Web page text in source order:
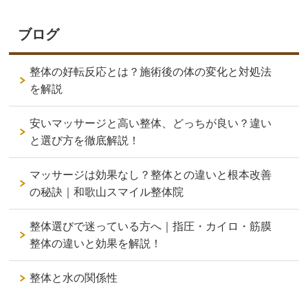
ブログ
整体の好転反応とは？施術後の体の変化と対処法
を解説
安いマッサージと高い整体、どっちが良い？違い
と選び方を徹底解説！
マッサージは効果なし？整体との違いと根本改善
の秘訣｜和歌山スマイル整体院
整体選びで迷っている方へ｜指圧・カイロ・筋膜
整体の違いと効果を解説！
整体と水の関係性